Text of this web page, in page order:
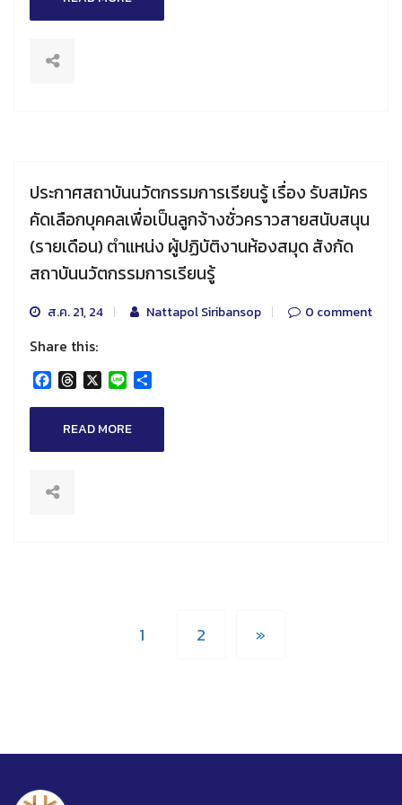
ประกาศสถาบันนวัตกรรมการเรียนรู้ เรื่อง รับสมัคร
คัดเลือกบุคคลเพื่อเป็นลูกจ้างชั่วคราวสายสนับสนุน
(รายเดือน) ตำแหน่ง ผู้ปฏิบัติงานห้องสมุด สังกัด
สถาบันนวัตกรรมการเรียนรู้
ส.ค. 21, 24 Nattapol Siribansop 0 comment
Share this:
Facebook
Threads
X Line
READ MORE
1 2 »